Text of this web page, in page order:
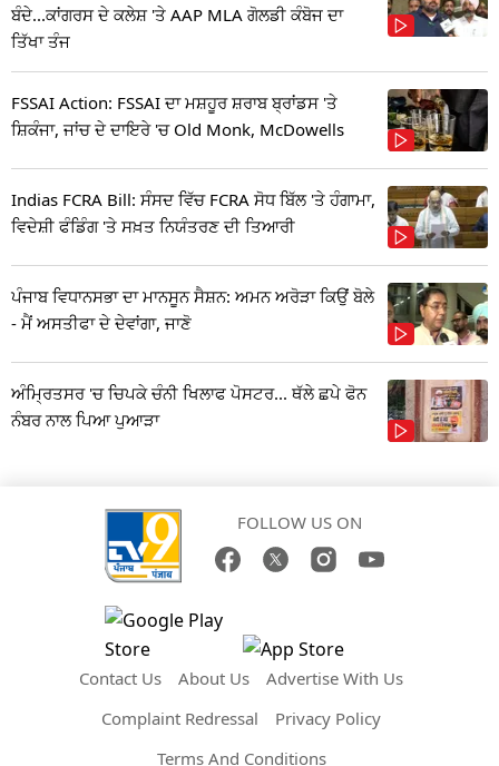
ਬੰਦੇ...ਕਾਂਗਰਸ ਦੇ ਕਲੇਸ਼ 'ਤੇ AAP MLA ਗੋਲਡੀ ਕੰਬੋਜ ਦਾ
ਤਿੱਖਾ ਤੰਜ
FSSAI Action: FSSAI ਦਾ ਮਸ਼ਹੂਰ ਸ਼ਰਾਬ ਬ੍ਰਾਂਡਸ 'ਤੇ
ਸ਼ਿਕੰਜਾ, ਜਾਂਚ ਦੇ ਦਾਇਰੇ 'ਚ Old Monk, McDowells
Indias FCRA Bill: ਸੰਸਦ ਵਿੱਚ FCRA ਸੋਧ ਬਿੱਲ 'ਤੇ ਹੰਗਾਮਾ,
ਵਿਦੇਸ਼ੀ ਫੰਡਿੰਗ 'ਤੇ ਸਖ਼ਤ ਨਿਯੰਤਰਣ ਦੀ ਤਿਆਰੀ
ਪੰਜਾਬ ਵਿਧਾਨਸਭਾ ਦਾ ਮਾਨਸੂਨ ਸੈਸ਼ਨ: ਅਮਨ ਅਰੋੜਾ ਕਿਉਂ ਬੋਲੇ
- ਮੈਂ ਅਸਤੀਫਾ ਦੇ ਦੇਵਾਂਗਾ, ਜਾਣੋ
ਅੰਮ੍ਰਿਤਸਰ 'ਚ ਚਿਪਕੇ ਚੰਨੀ ਖਿਲਾਫ ਪੋਸਟਰ... ਥੱਲੇ ਛਪੇ ਫੋਨ
ਨੰਬਰ ਨਾਲ ਪਿਆ ਪੁਆੜਾ
FOLLOW US ON
Contact Us About Us
Advertise With Us
Complaint Redressal
Privacy Policy
Terms And Conditions